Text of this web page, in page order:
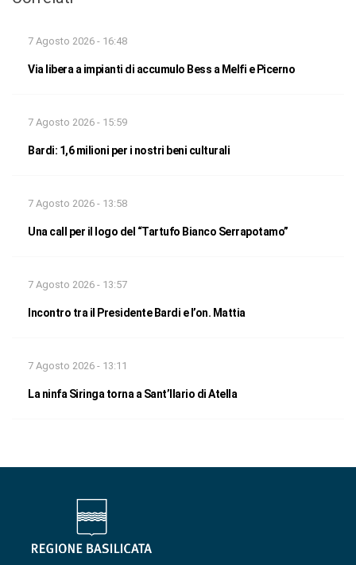
7 Agosto 2026 - 16:48
Via libera a impianti di accumulo Bess a Melfi e Picerno
7 Agosto 2026 - 15:59
Bardi: 1,6 milioni per i nostri beni culturali
7 Agosto 2026 - 13:58
Una call per il logo del “Tartufo Bianco Serrapotamo”
7 Agosto 2026 - 13:57
Incontro tra il Presidente Bardi e l’on. Mattia
7 Agosto 2026 - 13:11
La ninfa Siringa torna a Sant’Ilario di Atella